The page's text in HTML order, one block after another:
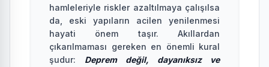
hamleleriyle riskler azaltılmaya çalışılsa
da, eski yapıların acilen yenilenmesi
hayati önem taşır. Akıllardan
çıkarılmaması gereken en önemli kural
şudur: Deprem değil, dayanıksız ve